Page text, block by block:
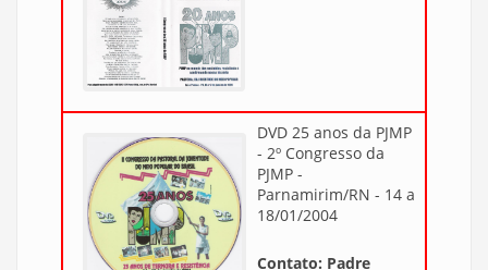
DVD 25 anos da PJMP
- 2º Congresso da
PJMP -
Parnamirim/RN - 14 a
18/01/2004
Contato: Padre